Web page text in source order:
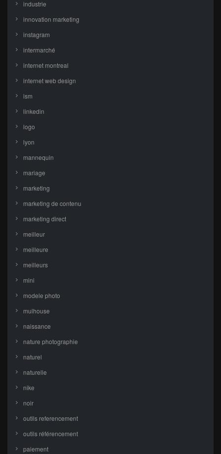
industrie
innovation marketing
instagram
intermarché
internet montreal
internet web design
ism
linkedin
logo
lyon
mannequin
mariage
marketing
marketing de contenu
marketing direct
meilleur
meilleure
meilleurs
mini
modele photo
mulhouse
naissance
nature photographie
naturel
naturelle
nike
noir
outils referencement
outils référencement
paiement